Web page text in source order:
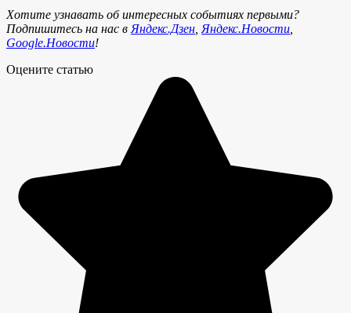
Хотите узнавать об интересных событиях первыми?
Подпишитесь на нас в Яндекс.Дзен Яндекс.Новости
Google.Новости!
Оцените статью